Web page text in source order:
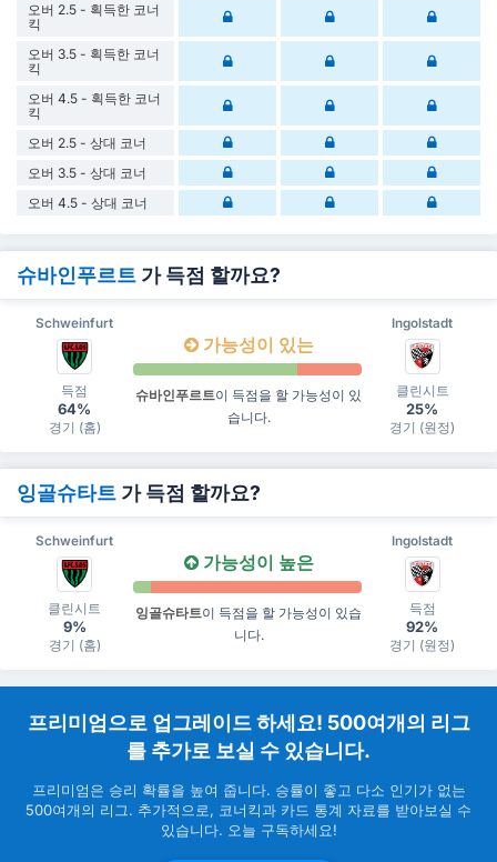
오버 2.5 - 획득한 코너
킥
오버 3.5 - 획득한 코너
킥
오버 4.5 - 획득한 코너
킥
오버 2.5 - 상대 코너
오버 3.5 - 상대 코너
오버 4.5 - 상대 코너
슈바인푸르트 가 득점 할까요?
Schweinfurt Ingolstadt
득점
64%
경기 (홈)
가능성이 있는
슈바인푸르트이 득점을 할 가능성이 있
습니다.
클린시트
25%
경기 (원정)
잉골슈타트 가 득점 할까요?
Schweinfurt Ingolstadt
클린시트
9%
경기 (홈)
가능성이 높은
잉골슈타트이 득점을 할 가능성이 있습
니다.
득점
92%
경기 (원정)
프리미엄으로 업그레이드 하세요! 500여개의 리그
를 추가로 보실 수 있습니다.
프리미엄은 승리 확률을 높여 줍니다. 승률이 좋고 다소 인기가 없는
500여개의 리그. 추가적으로, 코너킥과 카드 통계 자료를 받아보실 수
있습니다. 오늘 구독하세요!